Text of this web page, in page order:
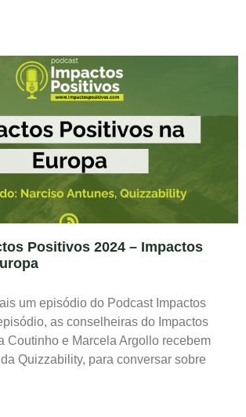
Positivos 2024 – Impactos
um episódio do Podcast Impactos
as conselheiras do Impactos
Coutinho e Marcela Argollo recebem
Quizzability, para conversar sobre